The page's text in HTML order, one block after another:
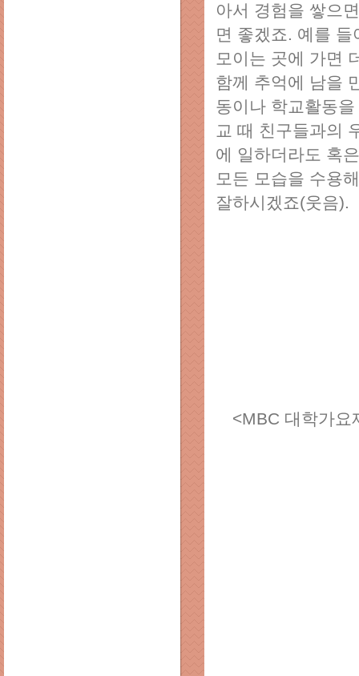
아서 경험을 쌓으
면 좋겠죠. 예를
모이는 곳에 가면
함께 추억에 남을
동이나 학교활동
교 때 친구들과의
에 일하더라도 혹
모든 모습을 수용
잘하시겠죠(웃음).
<MBC 대학가요